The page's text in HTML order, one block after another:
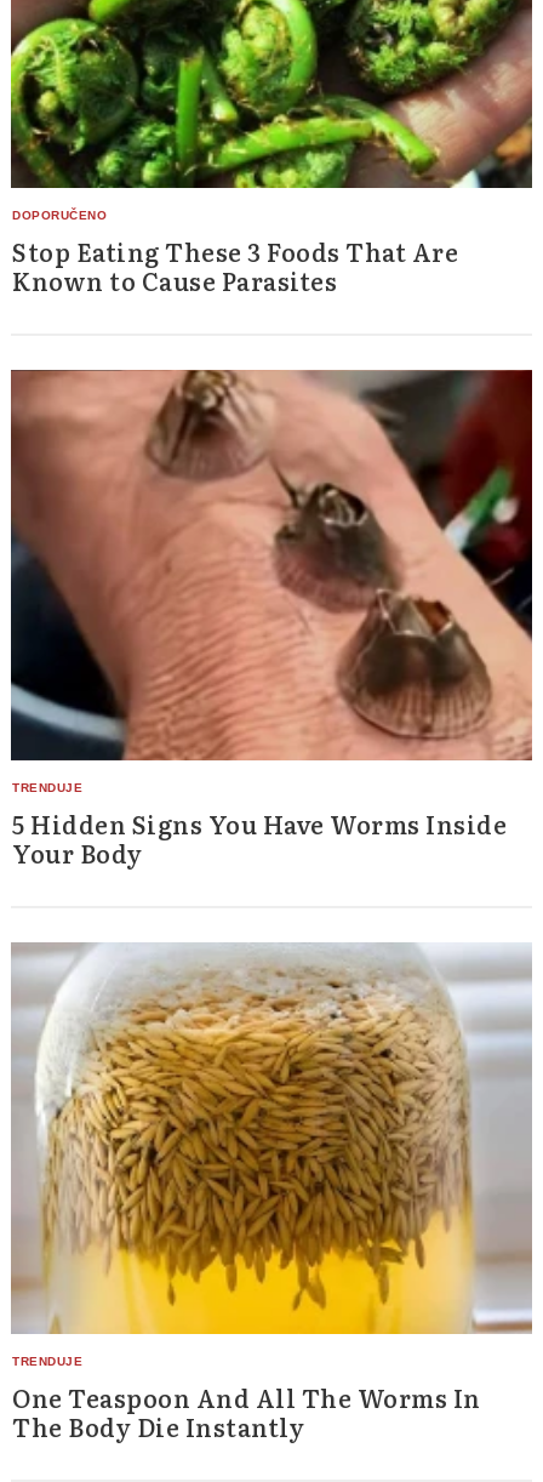
Stop Eating These 3 Foods That Are
Known to Cause Parasites
5 Hidden Signs You Have Worms Inside
Your Body
One Teaspoon And All The Worms In
The Body Die Instantly